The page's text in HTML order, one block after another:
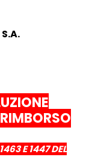
E 1447 DEL